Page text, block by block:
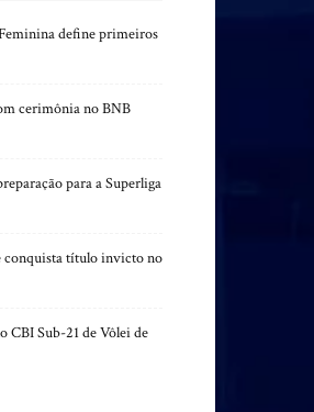
define primeiros
cerimônia no BNB
para a Superliga
conquista título invicto no
CBI Sub-21 de Vôlei de